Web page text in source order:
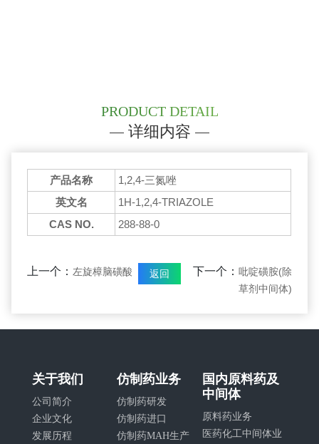
PRODUCT DETAIL
详细内容
产品名称
1,2,4-三氮唑
英文名
1H-1,2,4-TRIAZOLE
CAS NO.
288-88-0
上一个：左旋樟脑磺酸 返回 下一个： 吡啶磺胺(除
草剂中间体)
关于我们
公司简介
企业文化
发展历程
仿制药业务
仿制药研发
仿制药进口
仿制药MAH生产
国内原料药及
中间体
原料药业务
医药化工中间体业